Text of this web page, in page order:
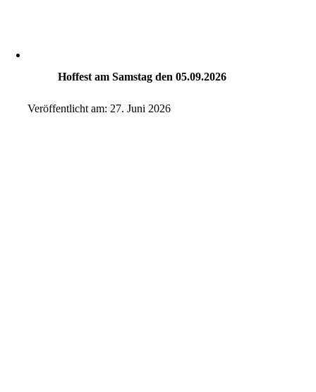
Hoffest am Samstag den 05.09.2026
Veröffentlicht am: 27. Juni 2026